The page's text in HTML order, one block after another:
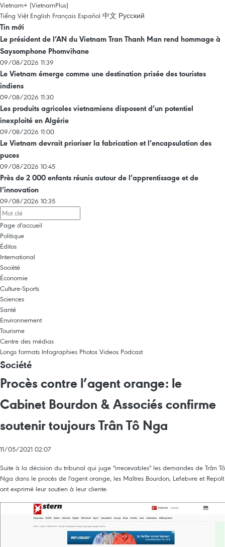
Vietnam+ (VietnamPlus)
Tiếng Việt English Français Español 中文 Русский
Tin mới
Le président de l’AN du Vietnam Tran Thanh Man rend hommage à
Saysomphone Phomvihane
09/08/2026 11:39
Le Vietnam émerge comme une destination prisée des touristes
indiens
09/08/2026 11:30
Les produits agricoles vietnamiens disposent d’un potentiel
inexploité en Algérie
09/08/2026 11:00
Le Vietnam devrait prioriser la fabrication et l’encapsulation des
puces
09/08/2026 10:45
Près de 2 000 enfants réunis autour de l’apprentissage et de
l’innovation
09/08/2026 10:35
Page d'accueil
Politique
Éditos
International
Société
Économie
Culture-Sports
Sciences
Santé
Environnement
Tourisme
Centre des médias
Longs formats Infographies Photos Videos Podcast
Société
Procès contre l’agent orange: le
Cabinet Bourdon & Associés confirme
soutenir toujours Trân Tô Nga
11/05/2021 02:07
Suite à la décision du tribunal qui juge "irrecevables" les demandes de Trân Tô
Nga dans le procès de l'agent orange, les Maîtres Bourdon, Lefebvre et Repolt
ont exprimé leur soutien à leur cliente.